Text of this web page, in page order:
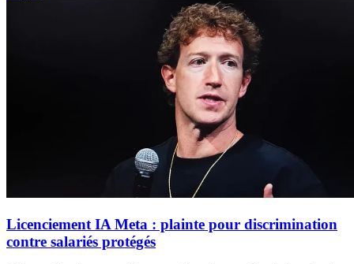
Licenciement IA Meta : plainte pour discrimination
contre salariés protégés